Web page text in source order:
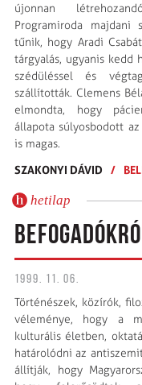
újonnan
Programiroda majdani
tűnik, hogy Aradi
tárgyalás, ugyanis kedd
szédüléssel és
szállították. Clemens
elmondta, hogy
állapota súlyosbodott
is magas.
SZAKONYI DÁVID
/
hetilap
1999. 11. 06.
Történészek, közírók,
véleménye, hogy a
kulturális életben,
határolódni az
állítják, hogy